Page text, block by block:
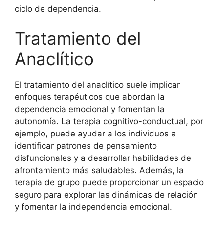
ciclo de dependencia.
Tratamiento del
Anaclítico
El tratamiento del anaclítico suele implicar
enfoques terapéuticos que abordan la
dependencia emocional y fomentan la
autonomía. La terapia cognitivo-conductual, por
ejemplo, puede ayudar a los individuos a
identificar patrones de pensamiento
disfuncionales y a desarrollar habilidades de
afrontamiento más saludables. Además, la
terapia de grupo puede proporcionar un espacio
seguro para explorar las dinámicas de relación
y fomentar la independencia emocional.